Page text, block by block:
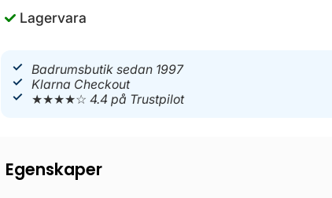
Lagervara
Badrumsbutik sedan 1997
Klarna Checkout
★★★★☆4.4 på Trustpilot
Egenskaper